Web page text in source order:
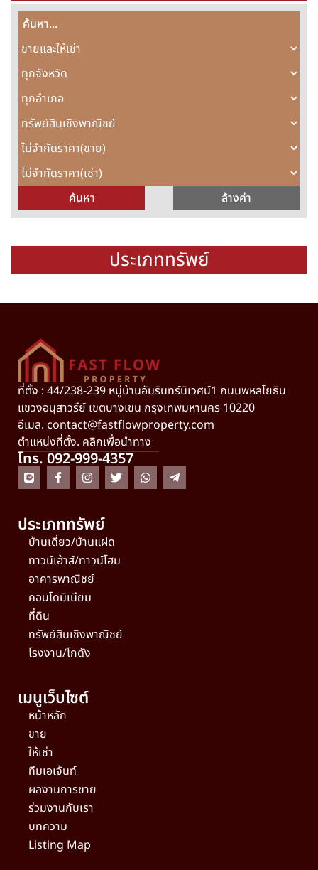
ประเภททรัพย์
ที่ตั้ง : 44/238-239 หมู่บ้านอัมรินทร์นิเวศน์1 ถนนพหลโยธิน
แขวงอนุสาวรีย์ เขตบางเขน กรุงเทพมหานคร 10220
อีเมล. contact@fastflowproperty.com
ตำแหน่งที่ตั้ง. คลิกเพื่อนำทาง
โทร. 092-999-4357
ประเภททรัพย์
บ้านเดี่ยว/บ้านแฝด
ทาวน์เฮ้าส์/ทาวน์โฮม
อาคารพาณิชย์
คอนโดมิเนียม
ที่ดิน
ทรัพย์สินเชิงพาณิชย์
โรงงาน/โกดัง
เมนูเว็บไซต์
หน้าหลัก
ขาย
ให้เช่า
ทีมเอเจ้นท์
ผลงานการขาย
ร่วมงานกับเรา
บทความ
Listing Map